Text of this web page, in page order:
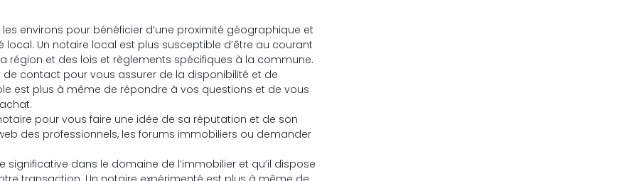
environs pour bénéficier d’une proximité géographique et
Un notaire local est plus susceptible d’être au courant
région et des lois et règlements spécifiques à la commune.
de contact pour vous assurer de la disponibilité et de
est plus à même de répondre à vos questions et de vous
pour vous faire une idée de sa réputation et de son
des professionnels, les forums immobiliers ou demander
dans le domaine de l’immobilier et qu’il dispose